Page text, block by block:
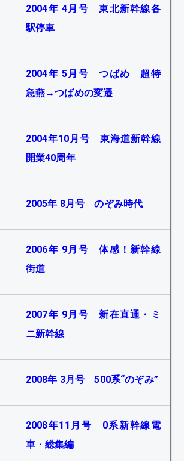
2004年 4月号 東北新幹線各
駅停車
2004年 5月号 つばめ 超特
急燕→つばめの変遷
2004年10月号 東海道新幹線
開業40周年
2005年 8月号 のぞみ時代
2006年 9月号 体感！新幹線
街道
2007年 9月号 新在直通・ミ
ニ新幹線
2008年 3月号 500系“のぞみ”
2008年11月号 0系新幹線電
車・総集編